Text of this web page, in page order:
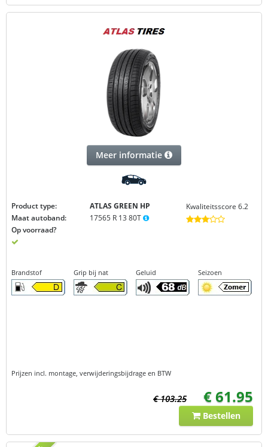
Meer informatie
Product type: ATLAS GREEN HP
Maat autoband:
17565 R 13 80T
Op voorraad?
Kwaliteitsscore 6.2
Brandstof Grip bij nat Geluid Seizoen
Prijzen incl. montage, verwijderingsbijdrage en BTW
€ 103.25 € 61.95
Bestellen